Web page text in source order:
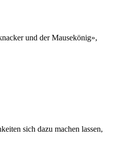
und der Mausekönig»,
sich dazu machen lassen,